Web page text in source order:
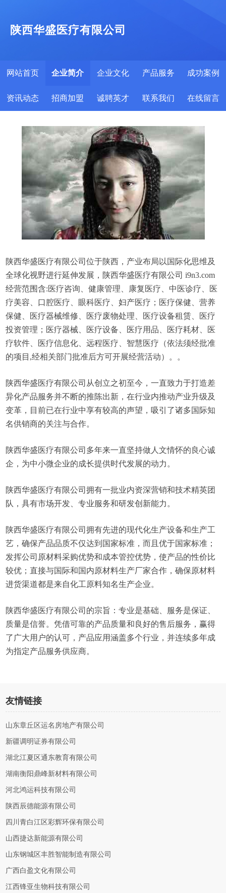
陕西华盛医疗有限公司
网站首页 企业简介 企业文化 产品服务 成功案例
资讯动态 招商加盟 诚聘英才 联系我们 在线留言
陕西华盛医疗有限公司位于陕西，产业布局以国际化思维及
全球化视野进行延伸发展，陕西华盛医疗有限公司 i9n3.com
经营范围含:医疗咨询、健康管理、康复医疗、中医诊疗、医
疗美容、口腔医疗、眼科医疗、妇产医疗；医疗保健、营养
保健、医疗器械维修、医疗废物处理、医疗设备租赁、医疗
投资管理；医疗器械、医疗设备、医疗用品、医疗耗材、医
疗软件、医疗信息化、远程医疗、智慧医疗（依法须经批准
的项目,经相关部门批准后方可开展经营活动）。。
陕西华盛医疗有限公司从创立之初至今，一直致力于打造差
异化产品服务并不断的推陈出新，在行业内推动产业升级及
变革，目前已在行业中享有较高的声望，吸引了诸多国际知
名供销商的关注与合作。
陕西华盛医疗有限公司多年来一直坚持做人文情怀的良心诚
企，为中小微企业的成长提供时代发展的动力。
陕西华盛医疗有限公司拥有一批业内资深营销和技术精英团
队，具有市场开发、专业服务和研发创新能力。
陕西华盛医疗有限公司拥有先进的现代化生产设备和生产工
艺，确保产品品质不仅达到国家标准，而且优于国家标准；
发挥公司原材料采购优势和成本管控优势，使产品的性价比
较优；直接与国际和国内原材料生产厂家合作，确保原材料
进货渠道都是来自化工原料知名生产企业。
陕西华盛医疗有限公司的宗旨：专业是基础、服务是保证、
质量是信誉。凭借可靠的产品质量和良好的售后服务，赢得
了广大用户的认可，产品应用涵盖多个行业，并连续多年成
为指定产品服务供应商。
友情链接
山东章丘区运名房地产有限公司
新疆调明证券有限公司
湖北江夏区通东教育有限公司
湖南衡阳鼎峰新材料有限公司
河北鸿运科技有限公司
陕西辰德能源有限公司
四川青白江区彩辉环保有限公司
山西捷达新能源有限公司
山东钢城区丰胜智能制造有限公司
广西白盈文化有限公司
江西锋亚生物科技有限公司